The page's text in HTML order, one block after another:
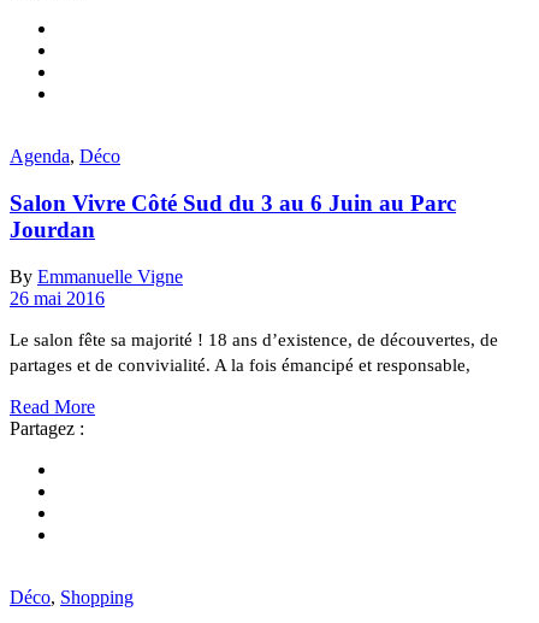
Agenda, Déco
Salon Vivre Côté Sud du 3 au 6 Juin au Parc
Jourdan
By Emmanuelle Vigne
26 mai 2016
Le salon fête sa majorité ! 18 ans d’existence, de découvertes, de
partages et de convivialité. A la fois émancipé et responsable,
Read More
Partagez :
Déco, Shopping